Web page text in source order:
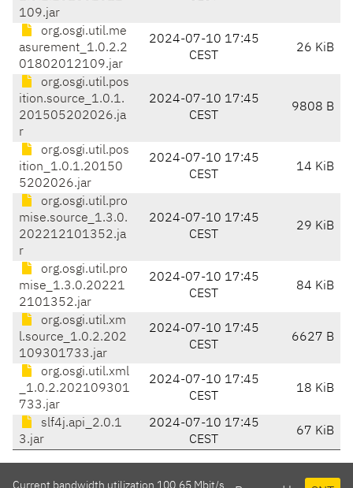
109.jar
org.osgi.util.me
asurement_1.0.2.2
01802012109.jar
2024-07-10 17:45
CEST
26 KiB
org.osgi.util.pos
ition.source_1.0.1.
201505202026.ja
r
2024-07-10 17:45
CEST
9808 B
org.osgi.util.pos
ition_1.0.1.20150
5202026.jar
2024-07-10 17:45
CEST
14 KiB
org.osgi.util.pro
mise.source_1.3.0.
202212101352.ja
r
2024-07-10 17:45
CEST
29 KiB
org.osgi.util.pro
mise_1.3.0.20221
2101352.jar
2024-07-10 17:45
CEST
84 KiB
org.osgi.util.xm
l.source_1.0.2.202
109301733.jar
2024-07-10 17:45
CEST
6627 B
org.osgi.util.xml
_1.0.2.202109301
733.jar
2024-07-10 17:45
CEST
18 KiB
slf4j.api_2.0.1
3.jar
2024-07-10 17:45
CEST
67 KiB
Current bandwidth utilization 100.65 Mbit/s